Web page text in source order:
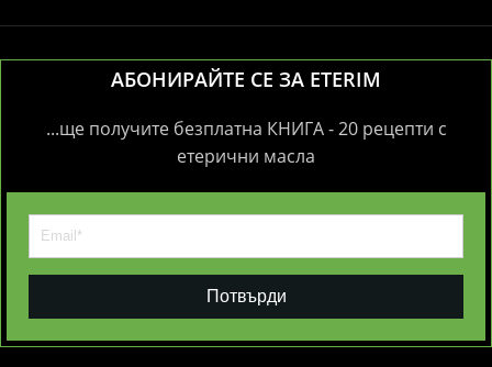
АБОНИРАЙТЕ СЕ ЗА ETERIM
...ще получите безплатна КНИГА - 20 рецепти с
етерични масла
Потвърди